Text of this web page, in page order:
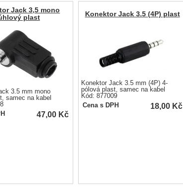
Jack 3,5 mono
plast
3.5 mm mono
samec na kabel
47,00 Kč
Konektor Jack 3.5 (4P) plast
Konektor Jack 3.5 mm (4P) 4-
pólová plast, samec na kabel
Kód: 877009
Cena s DPH
18,00 Kč